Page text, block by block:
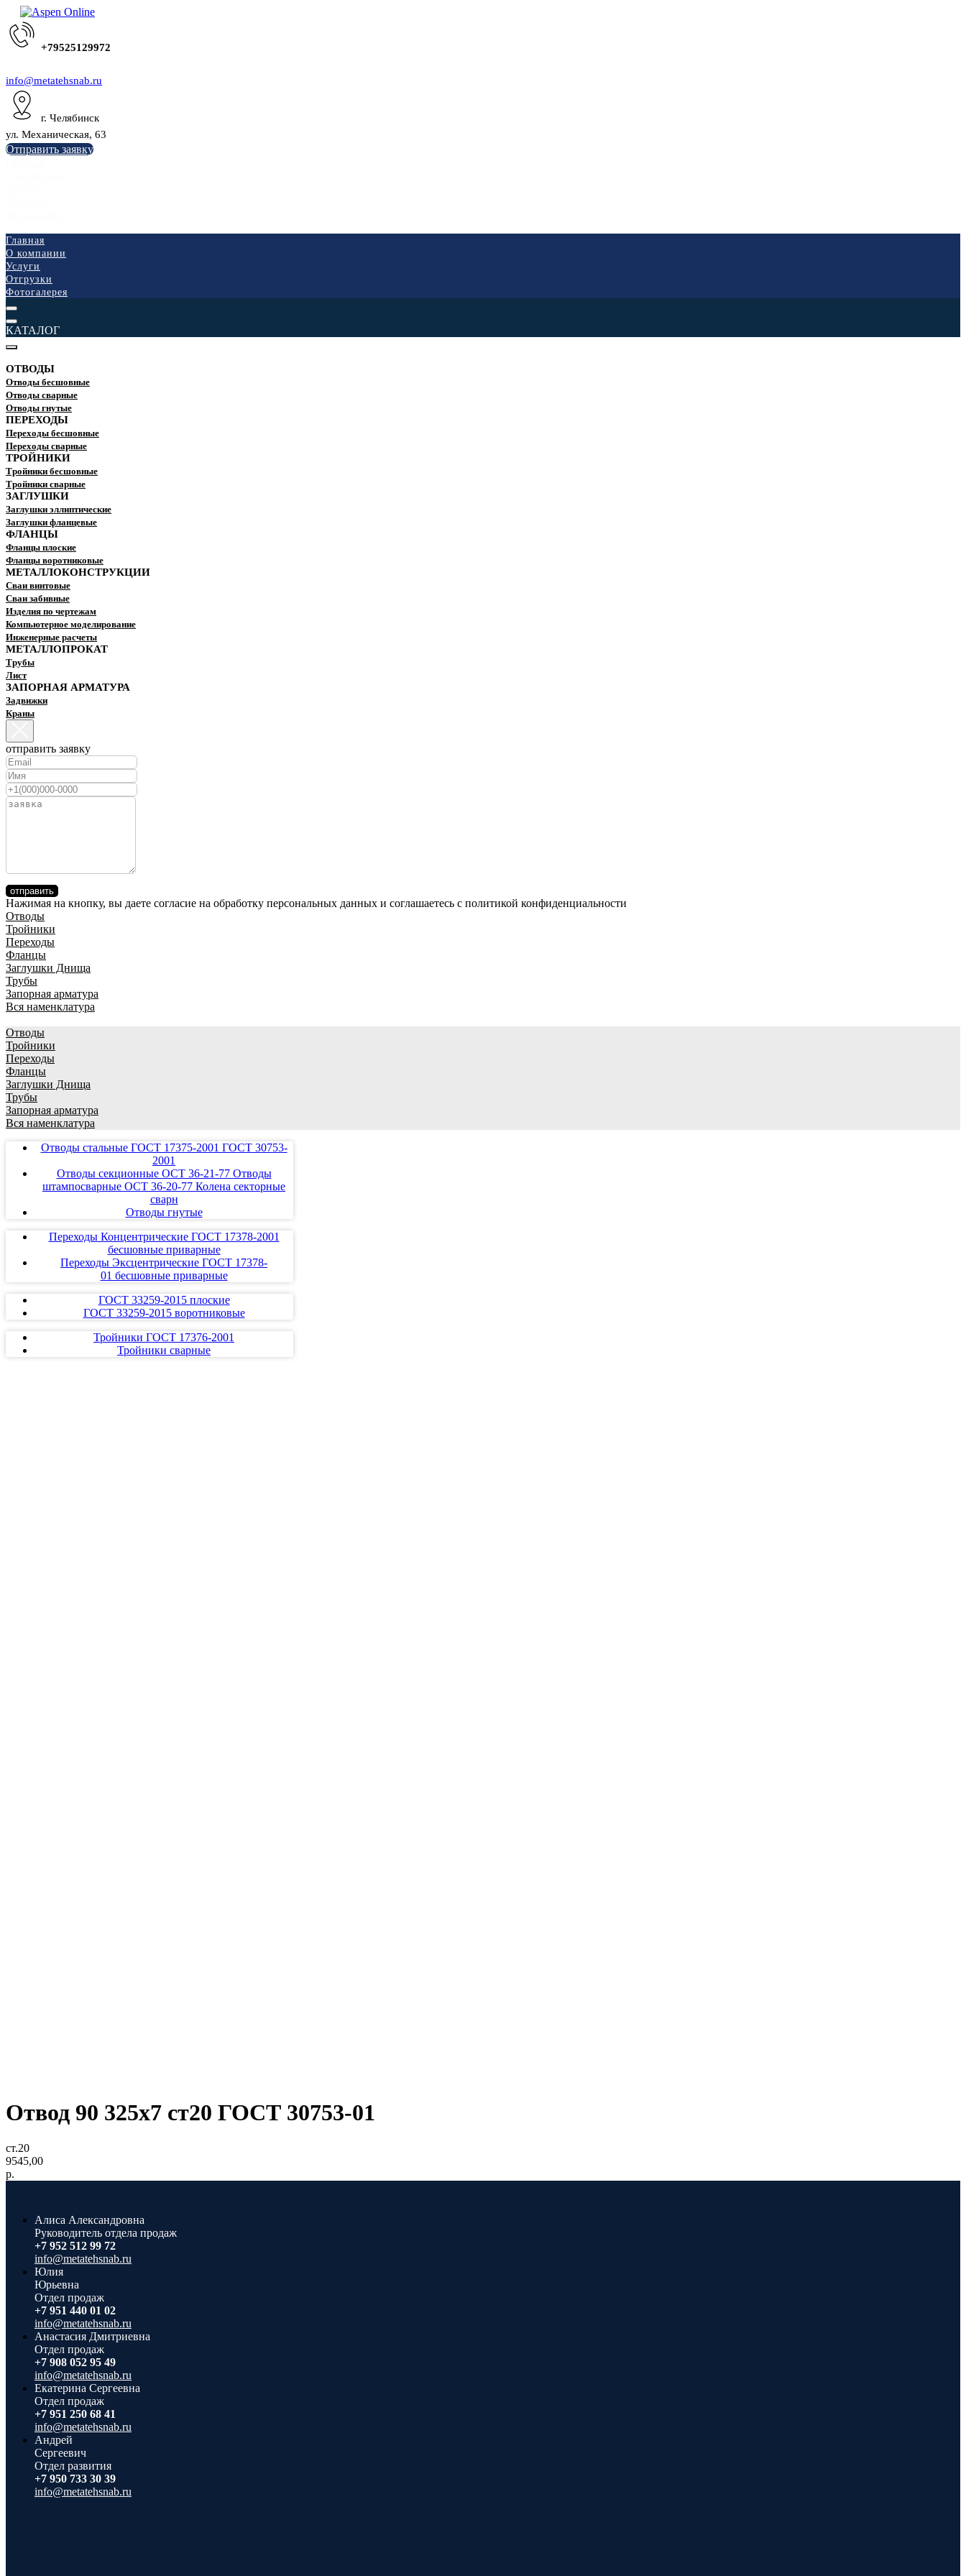
+79525129972
info@metatehsnab.ru
г. Челябинск
ул. Механическая, 63
Отправить заявку
Главная
О компании
Услуги
Отгрузки
Фотогалерея
КАТАЛОГ
ОТВОДЫ
Отводы бесшовные
Отводы сварные
Отводы гнутые
ПЕРЕХОДЫ
Переходы бесшовные
Переходы сварные
ТРОЙНИКИ
Тройники бесшовные
Тройники сварные
ЗАГЛУШКИ
Заглушки эллиптические
Заглушки фланцевые
ФЛАНЦЫ
Фланцы плоские
Фланцы воротниковые
МЕТАЛЛОКОНСТРУКЦИИ
Сваи винтовые
Сваи забивные
Изделия по чертежам
Компьютерное моделирование
Инженерные расчеты
МЕТАЛЛОПРОКАТ
Трубы
Лист
ЗАПОРНАЯ АРМАТУРА
Задвижки
Краны
отправить заявку
отправить
Нажимая на кнопку, вы даете согласие на обработку персональных данных и соглашаетесь c политикой конфиденциальности
Отводы
Тройники
Переходы
Фланцы
Заглушки Днища
Трубы
Запорная арматура
Вся наменклатура
Отводы
Тройники
Переходы
Фланцы
Заглушки Днища
Трубы
Запорная арматура
Вся наменклатура
Отводы стальные ГОСТ 17375-2001 ГОСТ 30753-
2001
Отводы секционные ОСТ 36-21-77 Отводы
штампосварные ОСТ 36-20-77 Колена секторные
сварн
Отводы гнутые
Переходы Концентрические ГОСТ 17378-2001
бесшовные приварные
Переходы Эксцентрические ГОСТ 17378-
01 бесшовные приварные
ГОСТ 33259-2015 плоские
ГОСТ 33259-2015 воротниковые
Тройники ГОСТ 17376-2001
Тройники сварные
Отвод 90 325x7 ст20 ГОСТ 30753-01
ст.20
9545,00
р.
Алиса Александровна
Руководитель отдела продаж
+7 952 512 99 72
info@metatehsnab.ru
Юлия
Юрьевна
Отдел продаж
+7 951 440 01 02
info@metatehsnab.ru
Анастасия Дмитриевна
Отдел продаж
+7 908 052 95 49
info@metatehsnab.ru
Екатерина Сергеевна
Отдел продаж
+7 951 250 68 41
info@metatehsnab.ru
Андрей
Сергеевич
Отдел развития
+7 950 733 30 39
info@metatehsnab.ru